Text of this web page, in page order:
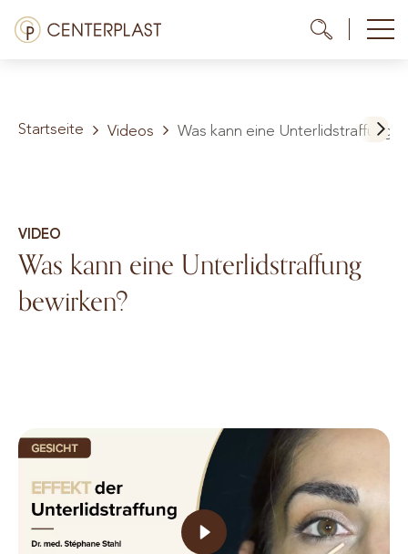
Zum
Inhalt
Menü
Über uns
Kontakt
DE
Startseite Videos Was kann eine Unterlidstraffung
VIDEO
Was kann eine Unterlidstraffung
bewirken?